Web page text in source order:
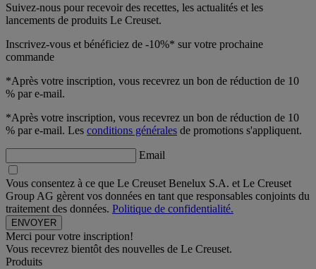
Suivez-nous pour recevoir des recettes, les actualités et les
lancements de produits Le Creuset.
Inscrivez-vous et bénéficiez de -10%* sur votre prochaine
commande
*Après votre inscription, vous recevrez un bon de réduction de 10
% par e-mail.
*Après votre inscription, vous recevrez un bon de réduction de 10
% par e-mail. Les conditions générales de promotions s'appliquent.
Email
Vous consentez à ce que Le Creuset Benelux S.A. et Le Creuset
Group AG gèrent vos données en tant que responsables conjoints du
traitement des données. Politique de confidentialité.
Merci pour votre inscription!
Vous recevrez bientôt des nouvelles de Le Creuset.
Produits